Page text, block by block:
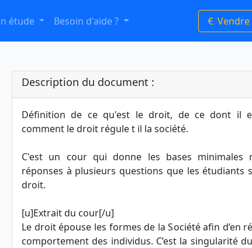
étude Besoin d'aide ?
Description du document :
Définition de ce qu'est le droit, de ce dont il
comment le droit régule t il la société.
C'est un cour qui donne les bases minimales
réponses à plusieurs questions que les étudiants
droit.
[u]Extrait du cour[/u]
Le droit épouse les formes de la Société afin d’en
comportement des individus. C’est la singularité